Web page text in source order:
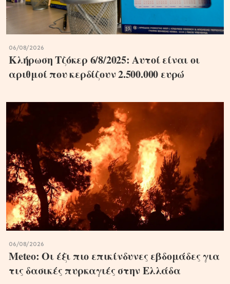
06/08/2026
Κλήρωση Τζόκερ 6/8/2025: Αυτοί είναι οι
αριθμοί που κερδίζουν 2.500.000 ευρώ
06/08/2026
Meteo: Οι έξι πιο επικίνδυνες εβδομάδες για
τις δασικές πυρκαγιές στην Ελλάδα